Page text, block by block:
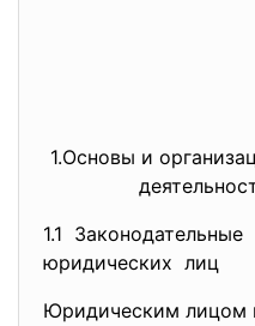
1.Основы и
1.1
юридических лиц
Юридическим лицом